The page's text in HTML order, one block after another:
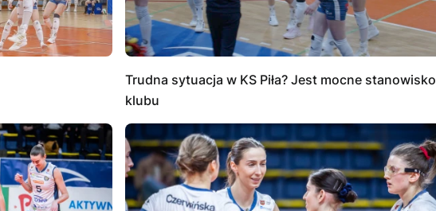
Trudna sytuacja w KS Piła? Jest mocne stanowisko
klubu